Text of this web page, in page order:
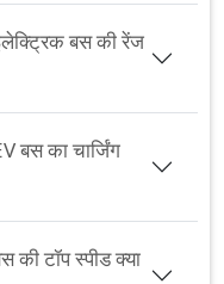
बस की रेंज
बस का चार्जिंग
की टॉप स्पीड क्या